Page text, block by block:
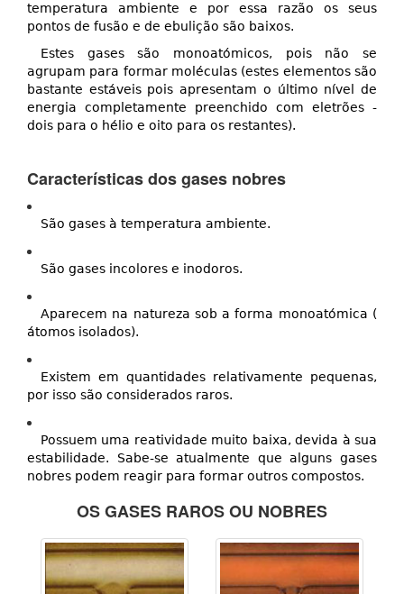
temperatura ambiente e por essa razão os seus
pontos de fusão e de ebulição são baixos.
Estes gases são monoatómicos, pois não se
agrupam para formar moléculas (estes elementos são
bastante estáveis pois apresentam o último nível de
energia completamente preenchido com eletrões -
dois para o hélio e oito para os restantes).
Características dos gases nobres
São gases à temperatura ambiente.
São gases incolores e inodoros.
Aparecem na natureza sob a forma monoatómica (
átomos isolados).
Existem em quantidades relativamente pequenas,
por isso são considerados raros.
Possuem uma reatividade muito baixa, devida à sua
estabilidade. Sabe-se atualmente que alguns gases
nobres podem reagir para formar outros compostos.
OS GASES RAROS OU NOBRES